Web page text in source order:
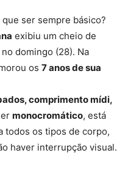
ser sempre básico?
exibiu um cheio de
no domingo (28). Na
os 7 anos de sua
comprimento mídi,
monocromático, está
todos os tipos de corpo,
haver interrupção visual.